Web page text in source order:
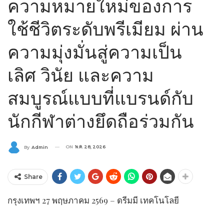
ความหมายใหม่ของการ
ใช้ชีวิตระดับพรีเมียม ผ่าน
ความมุ่งมั่นสู่ความเป็น
เลิศ วินัย และความ
สมบูรณ์แบบที่แบรนด์กับ
นักกีฬาต่างยึดถือร่วมกัน
By Admin ON พ.ค. 28, 2026
Share
กรุงเทพฯ 27 พฤษภาคม 2569 – ดรีมมี เทคโนโลยี